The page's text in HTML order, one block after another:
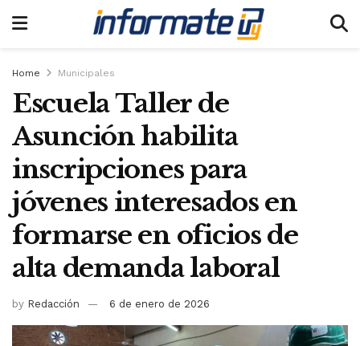
Home Municipales
Escuela Taller de
Asunción habilita
inscripciones para
jóvenes interesados en
formarse en oficios de
alta demanda laboral
by Redacción 6 de enero de 2026